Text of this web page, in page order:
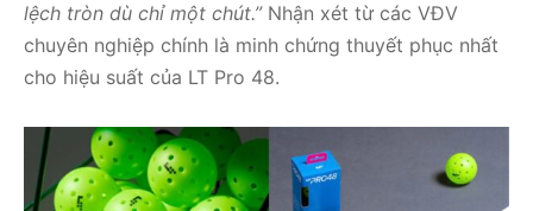
lệch tròn dù chỉ một chút.”Nhận xét từ các VĐV
chuyên nghiệp chính là minh chứng thuyết phục nhất
cho hiệu suất của LT Pro 48.